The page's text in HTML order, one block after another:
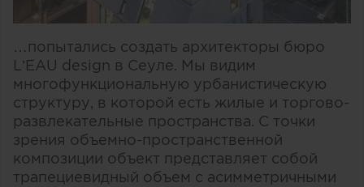
…попытались создать архитекторы бюро
L’EAU design в Сеуле. Мы видим
многофункциональную урбанистическую
структуру, в которой есть жилые и торгово-
развлекательные пространства. С точки
зрения объемно-пространственной
композиции объект представляет собой
трапециевидный объем с асимметричными